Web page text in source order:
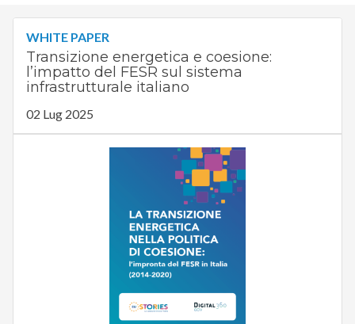
WHITE PAPER
Transizione energetica e coesione:
l’impatto del FESR sul sistema
infrastrutturale italiano
02 Lug 2025